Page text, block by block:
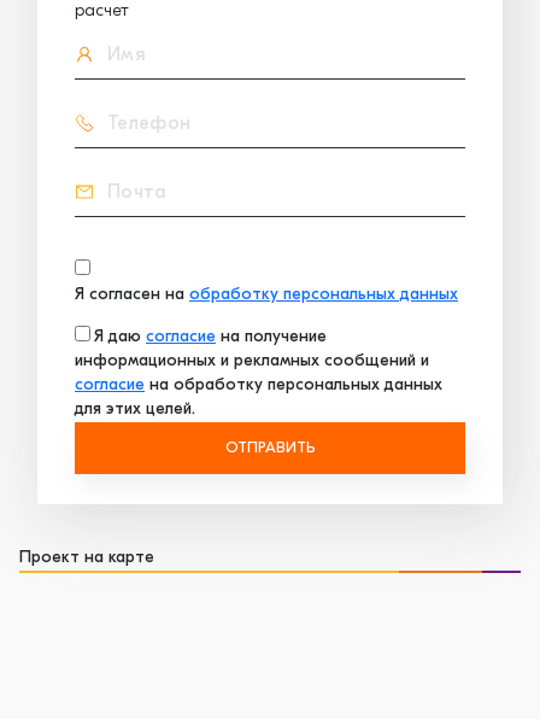
расчет
Я согласен на обработку персональных данных
Я даю согласие на получение
информационных и рекламных сообщений и
согласие на обработку персональных данных
для этих целей.
ОТПРАВИТЬ
Проект на карте